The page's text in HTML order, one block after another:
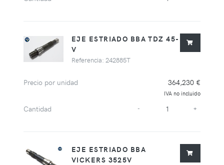
EJE ESTRIADO BBA TDZ 45-
V
Referencia: 242885T
Precio por unidad 364,230 €
IVA no incluido
Cantidad - +
EJE ESTRIADO BBA
VICKERS 3525V